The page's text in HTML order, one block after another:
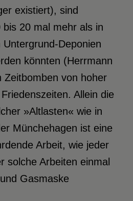
existiert), sind
20 mal mehr als in
Deponien
könnten (Herrmann
Zeitbomben von hoher
Allein die
»Altlasten« wie in
Münchehagen ist eine
Arbeit, wie jeder
solche Arbeiten einmal
Gasmaske